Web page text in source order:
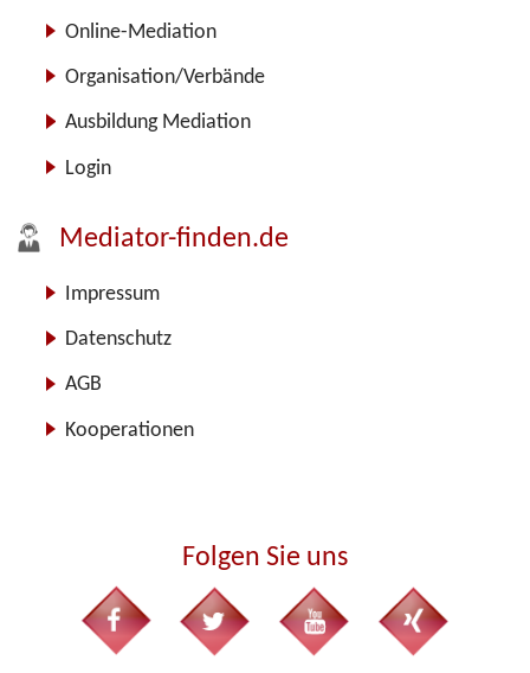
Online-Mediation
Organisation/Verbände
Ausbildung Mediation
Login
Mediator-finden.de
Impressum
Datenschutz
AGB
Kooperationen
Folgen Sie uns